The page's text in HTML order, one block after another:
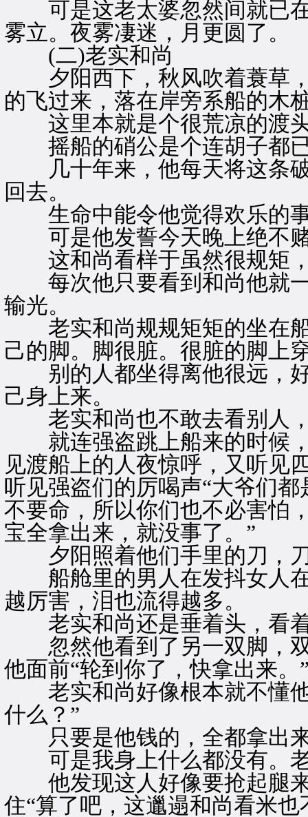
可是这老太婆忽然间就已在
雾立。夜雾凄迷，月更圆了。
(二)老实和尚
夕阳西下，秋风吹着蓑草，
的飞过来，落在岸旁系船的木
这里本就是个很荒凉的渡头
摇船的硝公是个连胡子都
几十年来，他每天将这条破
回去。
生命中能令他觉得欢乐的事
可是他发誓今天晚上绝不赌
这和尚看样于虽然很规矩，
每次他只要看到和尚他就一
输光。
老实和尚规规矩矩的坐在船
己的脚。脚很脏。很脏的脚上
别的人都坐得离他很远，好
己身上来。
老实和尚也不敢去看别人，
就连强盗跳上船来的时候，
见渡船上的人夜惊呼，又听见
听见强盗们的厉喝声“大爷们
不要命，所以你们也不必害怕
宝全拿出来，就没事了。”
夕阳照着他们手里的刀，
船舱里的男人在发抖女人在
越厉害，泪也流得越多。
老实和尚还是垂着头，看
忽然他看到了另一双脚，双
他面前“轮到你了，快拿出来。
老实和尚好像根本就不懂他
什么？”
只要是他钱的，全都拿出
可是我身上什么都没有。老
他发现这人好像要抢起腿来
住“算了吧，这邋遢和尚看米